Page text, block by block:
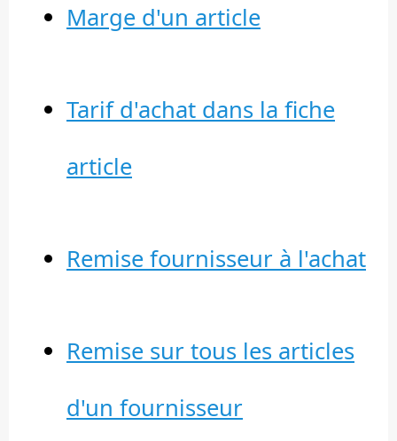
Marge d'un article
Tarif d'achat dans la fiche
article
Remise fournisseur à l'achat
Remise sur tous les articles
d'un fournisseur